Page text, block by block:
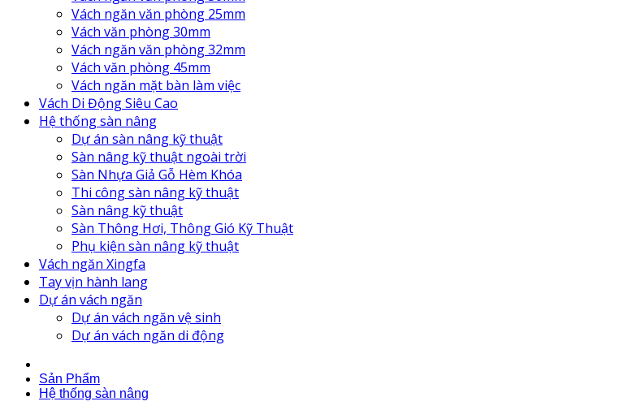
Vách ngăn văn phòng 25mm
Vách văn phòng 30mm
Vách ngăn văn phòng 32mm
Vách văn phòng 45mm
Vách ngăn mặt bàn làm việc
Vách Di Động Siêu Cao
Hệ thống sàn nâng
Dự án sàn nâng kỹ thuật
Sàn nâng kỹ thuật ngoài trời
Sàn Nhựa Giả Gỗ Hèm Khóa
Thi công sàn nâng kỹ thuật
Sàn nâng kỹ thuật
Sàn Thông Hơi, Thông Gió Kỹ Thuật
Phụ kiện sàn nâng kỹ thuật
Vách ngăn Xingfa
Tay vịn hành lang
Dự án vách ngăn
Dự án vách ngăn vệ sinh
Dự án vách ngăn di động
Sản Phẩm
Hệ thống sàn nâng